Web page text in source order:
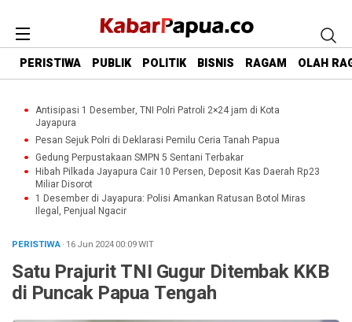
PERISTIWA PUBLIK POLITIK BISNIS RAGAM OLAH
Antisipasi 1 Desember, TNI Polri Patroli 2×24 jam di Kota
Jayapura
Pesan Sejuk Polri di Deklarasi Pemilu Ceria Tanah Papua
Gedung Perpustakaan SMPN 5 Sentani Terbakar
Hibah Pilkada Jayapura Cair 10 Persen, Deposit Kas Daerah Rp23
Miliar Disorot
1 Desember di Jayapura: Polisi Amankan Ratusan Botol Miras
Ilegal, Penjual Ngacir
PERISTIWA· 16 Jun 202400:09WIT
Satu Prajurit TNI Gugur Ditembak KKB
di Puncak Papua Tengah